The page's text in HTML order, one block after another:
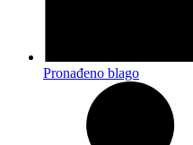
Pronađeno blago